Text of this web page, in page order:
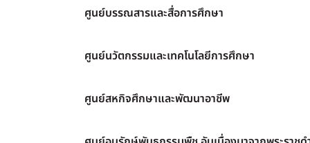
ศูนย์บรรณสารและสื่อการศึกษา
ศูนย์นวัตกรรมและเทคโนโลยีการศึกษา
ศูนย์สหกิจศึกษาและพัฒนาอาชีพ